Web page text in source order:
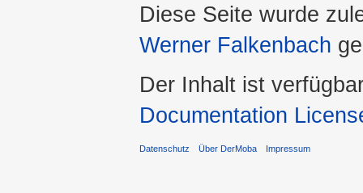
Diese Seite wurde
Werner Falkenbach
Der Inhalt ist
Documentation
Datenschutz Über DerMoba Impressum